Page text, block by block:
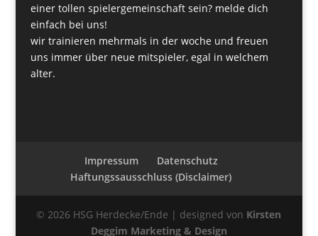
einer tollen spielergemeinschaft sein? melde dich
einfach bei uns!
wir trainieren mehrmals in der woche und freuen
uns immer über neue mitspieler, egal in welchem
alter.
Impressum
Datenschutz
Haftungssausschluss (Disclaimer)
© 2026 HSG Herdecke/Ende | designed von Kirsten
Deggim Marketing & Design